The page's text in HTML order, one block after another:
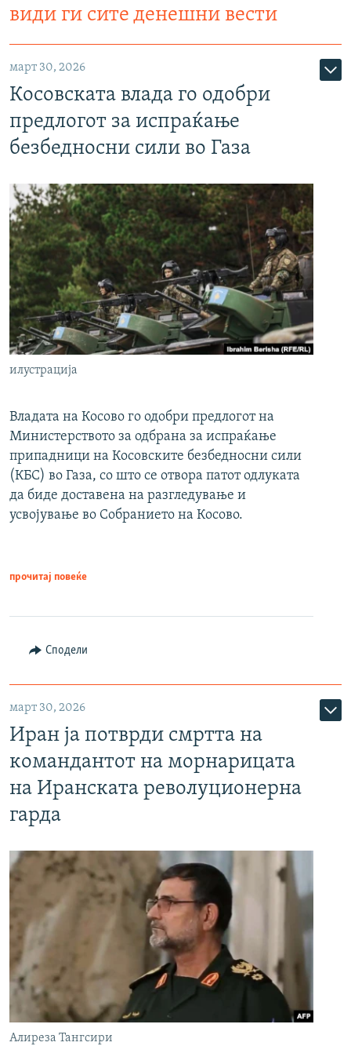
види ги сите денешни вести
март 30, 2026
Косовската влада го одобри
предлогот за испраќање
безбедносни сили во Газа
илустрација
Владата на Косово го одобри предлогот на
Министерството за одбрана за испраќање
припадници на Косовските безбедносни сили
(КБС) во Газа, со што се отвора патот одлуката
да биде доставена на разгледување и
усвојување во Собранието на Косово.
прочитај повеќе
Сподели
март 30, 2026
Иран ја потврди смртта на
командантот на морнарицата
на Иранската револуционерна
гарда
Алиреза Тангсири